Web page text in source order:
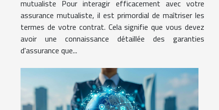
mutualiste Pour interagir efficacement avec votre
assurance mutualiste, il est primordial de maîtriser les
termes de votre contrat. Cela signifie que vous devez
avoir une connaissance détaillée des garanties
d'assurance que...